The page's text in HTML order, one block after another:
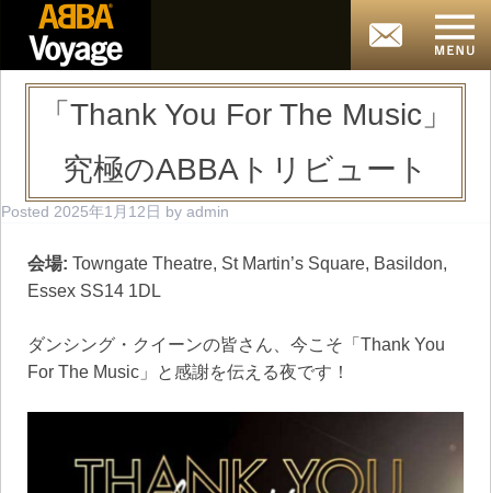
「Thank You For The Music」
究極のABBAトリビュート
Posted 2025年1月12日 by admin
会場: Towngate Theatre, St Martin’s Square, Basildon,
Essex SS14 1DL
ダンシング・クイーンの皆さん、今こそ「Thank You
For The Music」と感謝を伝える夜です！